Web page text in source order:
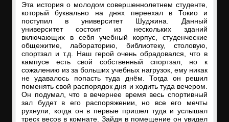
Эта история о молодом совершеннолетнем студенте,
который буквально на днях переехал в Токио и
поступил в университет Шуджина. Данный
университет состоит из нескольких зданий
включающих в себя учебный корпус, студенческие
общежитие, лабораторию, библиотеку, столовую,
спортзал и т.д. Наш герой очень обрадовался, что в
кампусе есть свой собственный спортзал, но к
сожалению из за больших учебных нагрузок, ему никак
не удавалось попасть туда днём. Тогда он решил
поменять свой распорядок дня и ходить туда вечером.
Он подумал, что в вечернее время весь спортивный
зал будет в его распоряжении, но все его мечты
рухнули, когда он в первые пришел туда и услышал
треск весов в комнате. Зайдя в помещение он увидел